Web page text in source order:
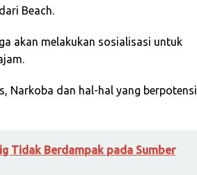
Beach.
akan melakukan sosialisasi untuk
Narkoba dan hal-hal yang berpotensi
Tidak Berdampak pada Sumber